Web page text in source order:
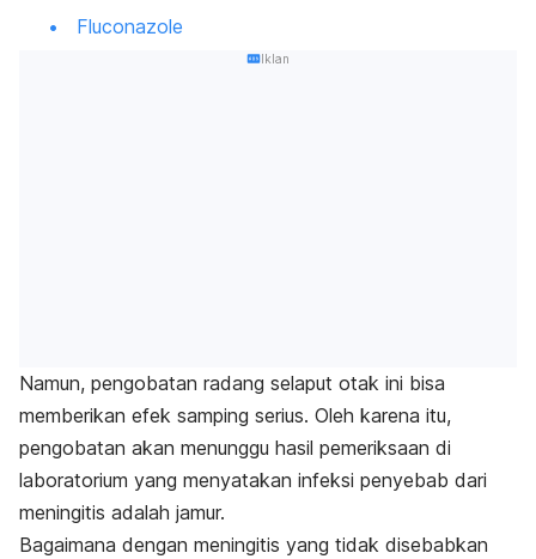
Fluconazole
Iklan
Namun, pengobatan radang selaput otak ini bisa
memberikan efek samping serius. Oleh karena itu,
pengobatan akan menunggu hasil pemeriksaan di
laboratorium yang menyatakan infeksi penyebab dari
meningitis adalah jamur.
Bagaimana dengan meningitis yang tidak disebabkan